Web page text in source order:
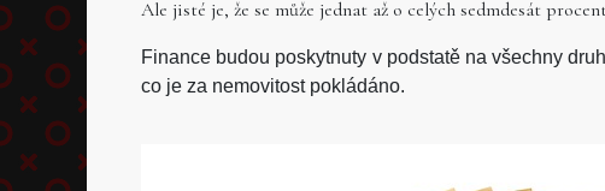
Ale jisté je, že se může jednat až o celých sedmdesát
Finance budou poskytnuty v podstatě na všechny
co je za nemovitost pokládáno.